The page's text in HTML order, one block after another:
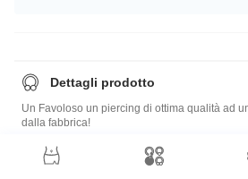
Dettagli prodotto
Un Favoloso un piercing di ottima qualità ad
dalla fabbrica!
Guida di misure